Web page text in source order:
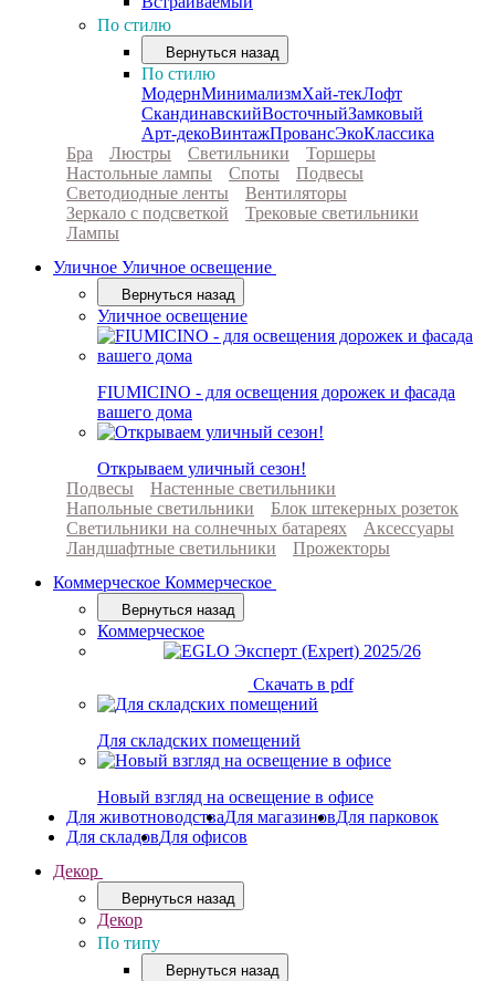
По стилю
Вернуться назад
По стилю
МодернМинимализмХай-текЛофт
СкандинавскийВосточныйЗамковый
Арт-декоВинтажПровансЭкоКлассика
Бра
Люстры Светильники
Торшеры
Настольные лампы
Споты
Подвесы
Светодиодные ленты
Вентиляторы
Зеркало с подсветкой
Трековые светильники
Лампы
Уличное Уличное освещение
Вернуться назад
Уличное освещение
FIUMICINO - для освещения дорожек и фасада
вашего дома
Открываем уличный сезон!
Подвесы
Настенные светильники
Напольные светильники
Блок штекерных розеток
Светильники на солнечных батареях
Аксессуары
Ландшафтные светильники
Прожекторы
Коммерческое Коммерческое
Вернуться назад
Коммерческое
Скачать в pdf
Для складских помещений
Новый взгляд на освещение в офисе
Для животноводстваДля магазиновДля парковок
Для складовДля офисов
Декор
Вернуться назад
Декор
По типу
Вернуться назад